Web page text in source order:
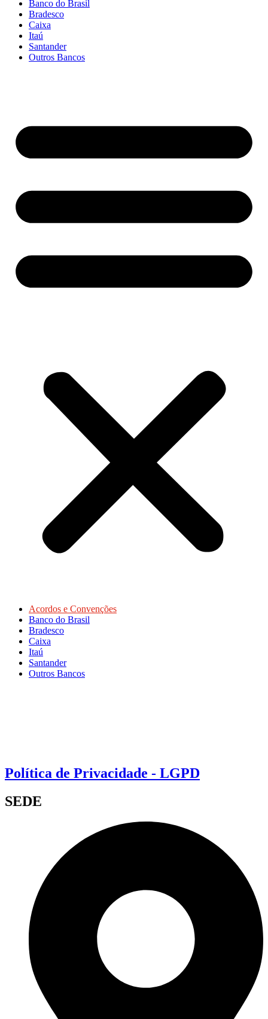
Banco do Brasil
Bradesco
Caixa
Itaú
Santander
Outros Bancos
Acordos e Convenções
Banco do Brasil
Bradesco
Caixa
Itaú
Santander
Outros Bancos
Política de Privacidade - LGPD
SEDE